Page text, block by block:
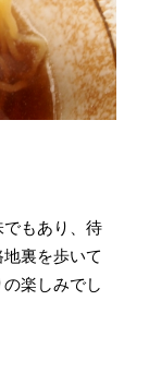
もあり、待
裏を歩いて
楽しみでし